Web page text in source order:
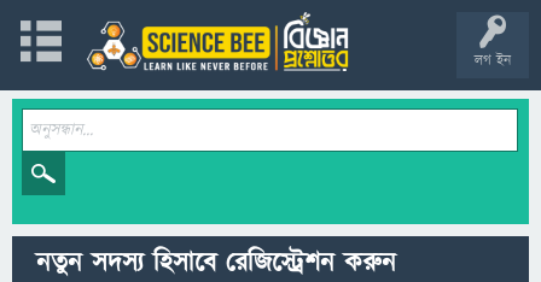
লগ ইন
নতুন সদস্য হিসাবে রেজিস্ট্রেশন করুন